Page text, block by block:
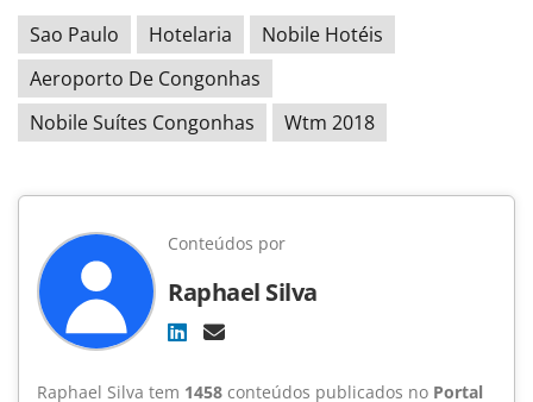
Sao Paulo Hotelaria
Nobile Hotéis
Aeroporto De Congonhas
Nobile Suítes Congonhas
Wtm 2018
Conteúdos por
Raphael Silva
Raphael Silva tem 1458 conteúdos publicados no Portal